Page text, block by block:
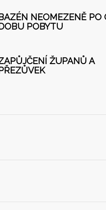
NEOMEZENĚ PO
POBYTU
ŽUPANŮ A